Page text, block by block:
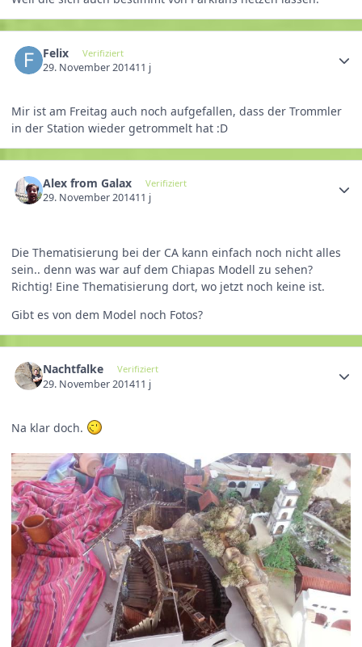
Felix Verifiziert
29. November 201411 j
Mir ist am Freitag auch noch aufgefallen, dass der Trommler
in der Station wieder getrommelt hat :D
Alex from Galax Verifiziert
29. November 201411 j
Die Thematisierung bei der CA kann einfach noch nicht alles
sein.. denn was war auf dem Chiapas Modell zu sehen?
Richtig! Eine Thematisierung dort, wo jetzt noch keine ist.
Gibt es von dem Model noch Fotos?
Nachtfalke Verifiziert
29. November 201411 j
Na klar doch.